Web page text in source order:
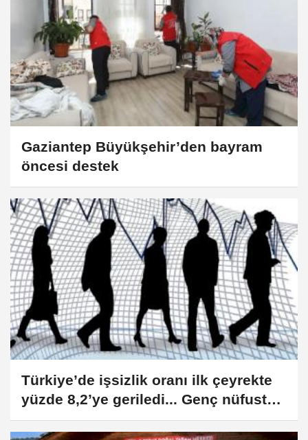
Gaziantep Büyükşehir’den bayram
öncesi destek
Türkiye’de işsizlik oranı ilk çeyrekte
yüzde 8,2’ye geriledi... Genç nüfusta
işsizlik azaldı!